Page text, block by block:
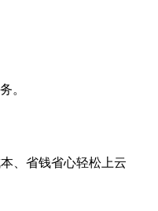
。
、省钱省心轻松上云